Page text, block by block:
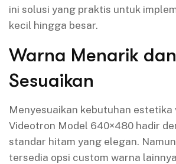
ini solusi yang praktis untuk
kecil hingga besar.
Warna Menarik
Sesuaikan
Menyesuaikan kebutuhan estetika
Videotron Model 640×480 hadir
standar hitam yang elegan.
tersedia opsi custom warna